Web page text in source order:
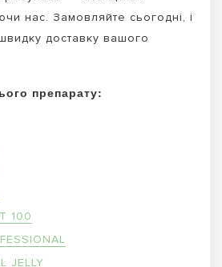
нас. Замовляйте сьогодні, і
доставку вашого
препарату:
100
JELLY